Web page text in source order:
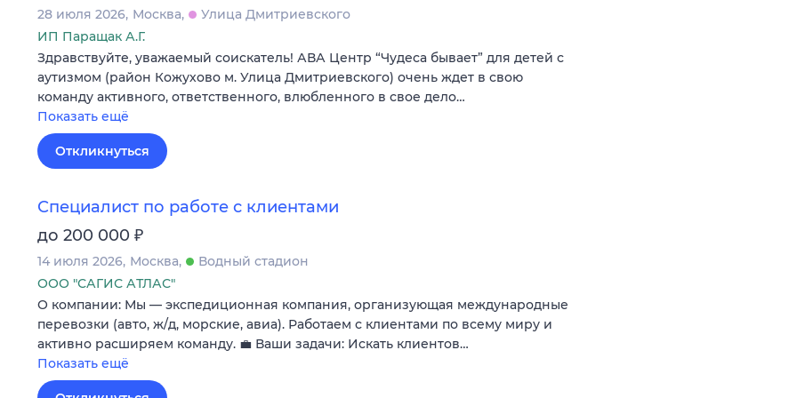
28 июля 2026 Москва
Улица Дмитриевского
ИП Паращак А.Г.
Здравствуйте, уважаемый соискатель! АВА Центр “Чудеса бывает” для детей с
аутизмом (район Кожухово м. Улица Дмитриевского) очень ждет в свою
команду активного, ответственного, влюбленного в свое дело…
Показать ещё
Откликнуться
Специалист по работе с клиентами
до 200 000 ₽
14 июля 2026 Москва
Водный стадион
ООО "САГИС АТЛАС"
О компании: Мы — экспедиционная компания, организующая международные
перевозки (авто, ж/д, морские, авиа). Работаем с клиентами по всему миру и
активно расширяем команду. 💼 Ваши задачи: Искать клиентов…
Показать ещё